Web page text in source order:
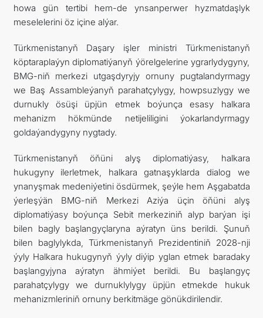
howa gün tertibi hem-de ynsanperwer hyzmatdaşlyk
meselelerini öz içine alýar.
Türkmenistanyň Daşary işler ministri Türkmenistanyň
köptaraplaýyn diplomatiýanyň ýörelgelerine ygrarlydygyny,
BMG-niň merkezi utgaşdyryjy ornuny pugtalandyrmagy
we Baş Assambleýanyň parahatçylygy, howpsuzlygy we
durnukly ösüşi üpjün etmek boýunça esasy halkara
mehanizm hökmünde netijeliligini ýokarlandyrmagy
goldaýandygyny nygtady.
Türkmenistanyň öňüni alyş diplomatiýasy, halkara
hukugyny ilerletmek, halkara gatnaşyklarda dialog we
ynanyşmak medeniýetini ösdürmek, şeýle hem Aşgabatda
ýerleşýän BMG-niň Merkezi Aziýa üçin öňüni alyş
diplomatiýasy boýunça Sebit merkeziniň alyp barýan işi
bilen bagly başlangyçlaryna aýratyn üns berildi. Şunuň
bilen baglylykda, Türkmenistanyň Prezidentiniň 2028-nji
ýyly Halkara hukugynyň ýyly diýip yglan etmek baradaky
başlangyjyna aýratyn ähmiýet berildi. Bu başlangyç
parahatçylygy we durnuklylygy üpjün etmekde hukuk
mehanizmleriniň ornuny berkitmäge gönükdirilendir.